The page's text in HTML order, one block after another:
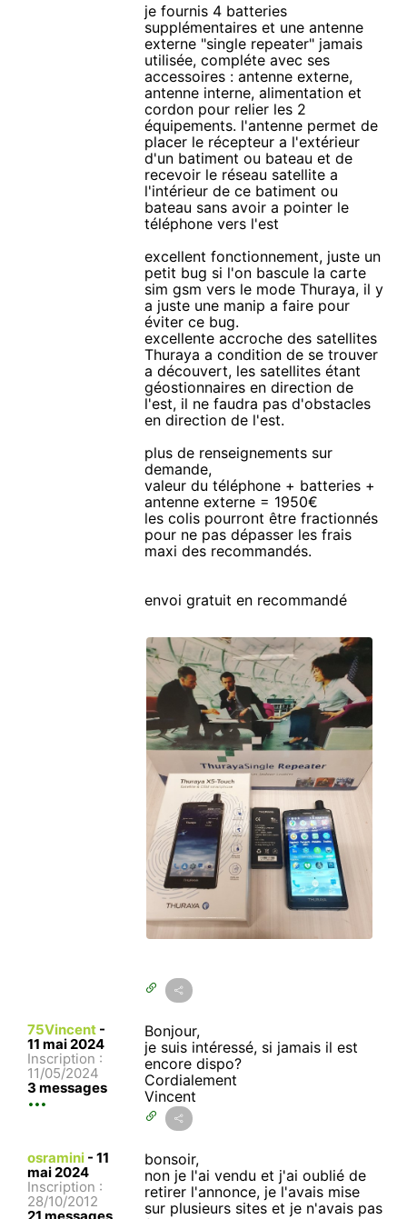
je fournis 4 batteries
supplémentaires et une antenne
externe "single repeater" jamais
utilisée, compléte avec ses
accessoires : antenne externe,
antenne interne, alimentation et
cordon pour relier les 2
équipements. l'antenne permet de
placer le récepteur a l'extérieur
d'un batiment ou bateau et de
recevoir le réseau satellite a
l'intérieur de ce batiment ou
bateau sans avoir a pointer le
téléphone vers l'est
excellent fonctionnement, juste un
petit bug si l'on bascule la carte
sim gsm vers le mode Thuraya, il y
a juste une manip a faire pour
éviter ce bug.
excellente accroche des satellites
Thuraya a condition de se trouver
a découvert, les satellites étant
géostionnaires en direction de
l'est, il ne faudra pas d'obstacles
en direction de l'est.
plus de renseignements sur
demande,
valeur du téléphone + batteries +
antenne externe = 1950€
les colis pourront être fractionnés
pour ne pas dépasser les frais
maxi des recommandés.
envoi gratuit en recommandé
75Vincent -
11 mai 2024
Inscription :
11/05/2024
3 messages
Bonjour,
je suis intéressé, si jamais il est
encore dispo?
Cordialement
Vincent
osramini - 11
mai 2024
Inscription :
28/10/2012
21 messages
bonsoir,
non je l'ai vendu et j'ai oublié de
retirer l'annonce, je l'avais mise
sur plusieurs sites et je n'avais pas